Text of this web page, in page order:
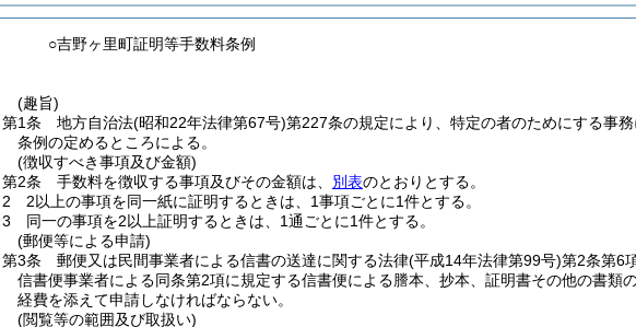
○吉野ヶ里町証明等手数料条例
(趣旨)
第1条
地方自治法(昭和22年法律第67号)第227条の規定により、特定の者のためにする事
条例の定めるところによる。
(徴収すべき事項及び金額)
第2条
手数料を徴収する事項及びその金額は、 別表のとおりとする。
2
2以上の事項を同一紙に証明するときは、1事項ごとに1件とする。
3
同一の事項を2以上証明するときは、1通ごとに1件とする。
(郵便等による申請)
第3条
郵便又は民間事業者による信書の送達に関する法律(平成14年法律第99号)第2条第6
信書便事業者による同条第2項に規定する信書便による謄本、抄本、証明書その他の書類
経費を添えて申請しなければならない。
(閲覧等の範囲及び取扱い)